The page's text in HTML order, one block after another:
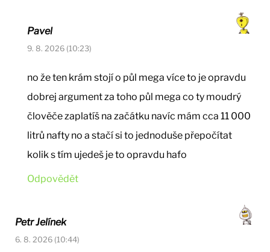
Pavel
9. 8. 2026 (10:23)
no že ten krám stojí o půl mega více to je opravdu
dobrej argument za toho půl mega co ty moudrý
člověče zaplatíš na začátku navíc mám cca 11 000
litrů nafty no a stačí si to jednoduše přepočítat
kolik s tím ujedeš je to opravdu hafo
Odpovědět
Petr Jelínek
6. 8. 2026 (10:44)